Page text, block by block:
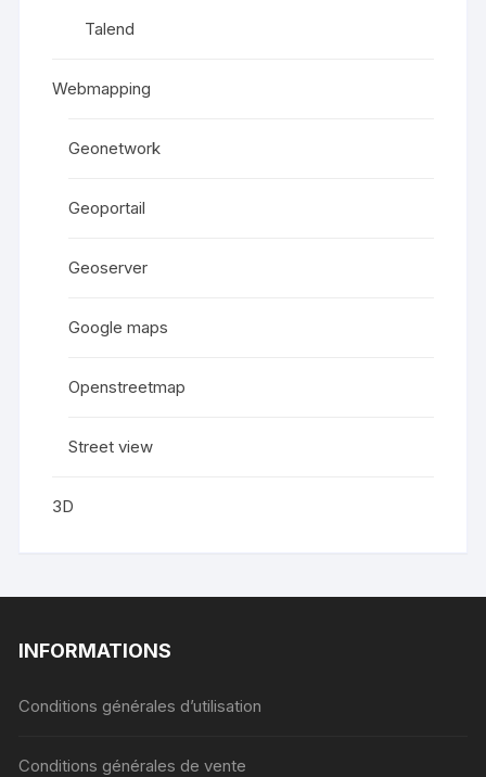
Talend
Webmapping
Geonetwork
Geoportail
Geoserver
Google maps
Openstreetmap
Street view
3D
INFORMATIONS
Conditions générales d’utilisation
Conditions générales de vente